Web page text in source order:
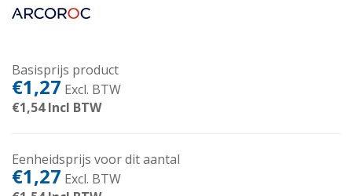
Basisprijs product
€1,27 Excl. BTW
€1,54Incl BTW
Eenheidsprijs voor dit aantal
€1,27 Excl. BTW